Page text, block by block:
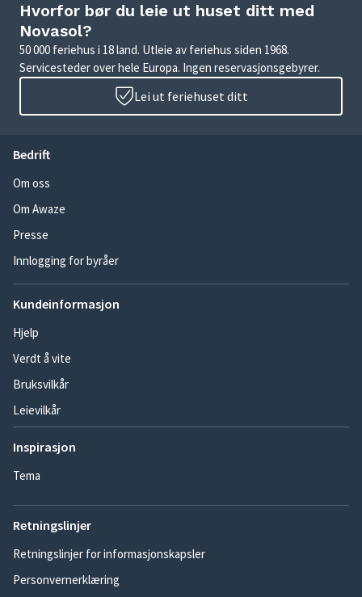
Hvorfor bør du leie ut huset ditt med
Novasol?
50 000 feriehus i 18 land. Utleie av feriehus siden 1968.
Servicesteder over hele Europa. Ingen reservasjonsgebyrer.
Lei ut feriehuset ditt
Bedrift
Om oss
Om Awaze
Presse
Innlogging for byråer
Kundeinformasjon
Hjelp
Verdt å vite
Bruksvilkår
Leievilkår
Inspirasjon
Tema
Retningslinjer
Retningslinjer for informasjonskapsler
Personvernerklæring